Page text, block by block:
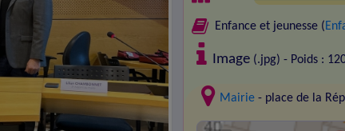
Enfance et jeunesse (
Image (.jpg) - Poids :
Mairie - place de la